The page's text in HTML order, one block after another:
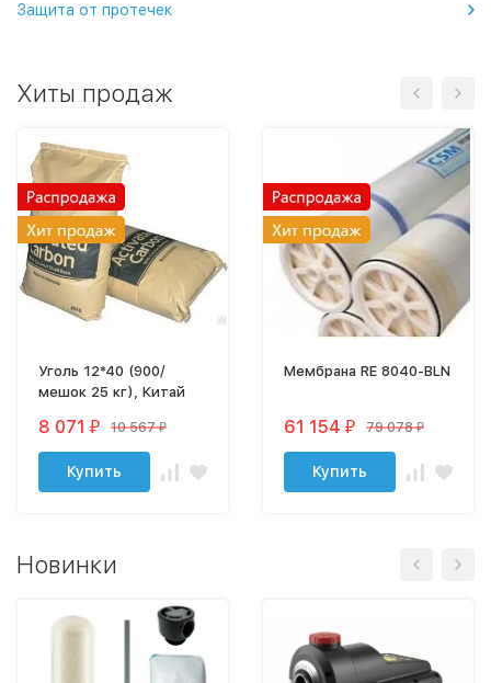
Защита от протечек
Хиты продаж
Уголь 12*40 (900/
мешок 25 кг), Китай
8 071 ₽ 10 567₽
Купить
Мембрана RE 8040-BLN
61 154 ₽ 79 078₽
Купить
Новинки